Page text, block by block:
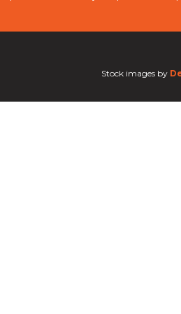
Stock images by